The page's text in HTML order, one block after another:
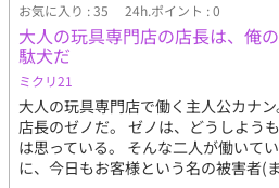
お気に入り : 35 24h.ポイント : 0
大人の玩具専門店の店長は、俺
駄犬だ
ミクリ21
大人の玩具専門店で働く主人公カナン
店長のゼノだ。 ゼノは、どうしよう
は思っている。 そんな二人が働いて
に、今日もお客様という名の被害者(